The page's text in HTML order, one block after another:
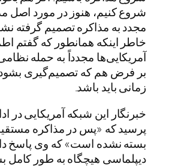
شروع کنیم، هنوز در مورد اصل
مجدد به مذاکره تصمیم گرفته
خاطر اینکه همانطور که گفتم
آمریکایی‌ها مجدداً به حمله
بر فرض هم که تصمیم‌گیری
زمانی باید باشد.
خبرنگار این شبکه آمریکایی در
پرسید که «پس در مذاکره مستقیم
بسته نشده است» که وی پاسخ
دیپلماسی هیچگاه به طور کامل